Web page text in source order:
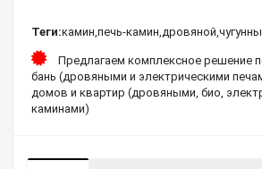
Теги:камин,печь-камин,дровяной,
Предлагаем комплексное решение
бань (дровяными и электрическими
домов и квартир (дровяными, био,
каминами)